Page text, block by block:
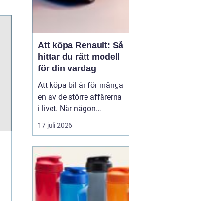
Att köpa Renault: Så
hittar du rätt modell
för din vardag
Att köpa bil är för många
en av de större affärerna
i livet. När någon
funderar på att köpa
Renault Skåne
17 juli 2026